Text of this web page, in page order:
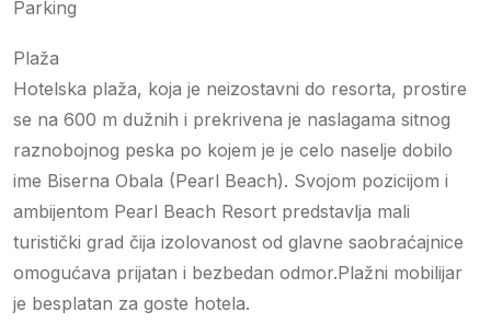
Parking
Plaža
Hotelska plaža, koja je neizostavni do resorta, prostire
se na 600 m dužnih i prekrivena je naslagama sitnog
raznobojnog peska po kojem je je celo naselje dobilo
ime Biserna Obala (Pearl Beach). Svojom pozicijom i
ambijentom Pearl Beach Resort predstavlja mali
turistički grad čija izolovanost od glavne saobraćajnice
omogućava prijatan i bezbedan odmor.Plažni mobilijar
je besplatan za goste hotela.